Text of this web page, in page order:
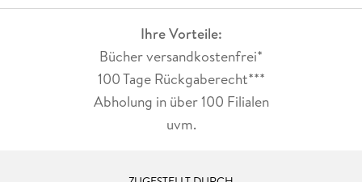
Ihre Vorteile:
Bücher versandkostenfrei*
100 Tage Rückgaberecht***
Abholung in über 100 Filialen
uvm.